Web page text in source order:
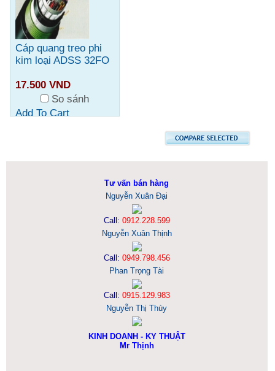
Cáp quang treo phi
kim loại ADSS 32FO
17.500 VND
So sánh
Add To Cart
Tư vấn bán hàng
Nguyễn Xuân Đại
Call: 0912.228.599
Nguyễn Xuân Thịnh
Call: 0949.798.456
Phan Trọng Tài
Call: 0915.129.983
Nguyễn Thị Thùy
KINH DOANH - KY THUẬT
Mr Thịnh